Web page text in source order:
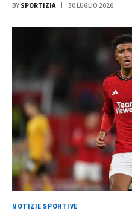
BY SPORTIZIA 30 LUGLIO 2026
NOTIZIE SPORTIVE